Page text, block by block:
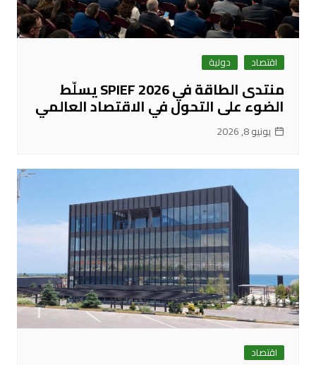
اقتصاد دولية
منتدى الطاقة في SPIEF 2026 يسلّط
الضوء على التحول في الاقتصاد العالمي
يونيو 8, 2026
اقتصاد